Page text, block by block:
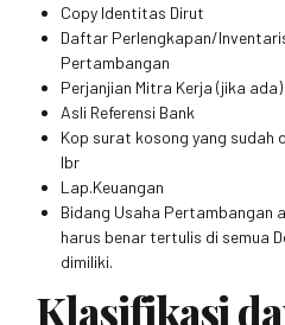
Copy Identitas Dirut
Daftar Perlengkapan/
Pertambangan
Perjanjian Mitra Kerja (jika ada)
Asli Referensi Bank
Kop surat kosong yang sudah
lbr
Lap.Keuangan
Bidang Usaha Pertambangan
harus benar tertulis di semua
dimiliki.
Klasifikasi